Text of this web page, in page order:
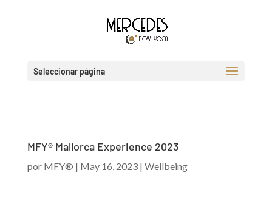
Seleccionar página
MFY® Mallorca Experience 2023
por MFY® | May 16, 2023| Wellbeing